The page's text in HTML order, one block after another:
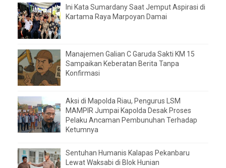
Ini Kata Sumardany Saat Jemput Aspirasi di
Kartama Raya Marpoyan Damai
Manajemen Galian C Garuda Sakti KM 15
Sampaikan Keberatan Berita Tanpa
Konfirmasi
Aksi di Mapolda Riau, Pengurus LSM
MAMPIR Jumpai Kapolda Desak Proses
Pelaku Ancaman Pembunuhan Terhadap
Ketumnya
Sentuhan Humanis Kalapas Pekanbaru
Lewat Waksabi di Blok Hunian